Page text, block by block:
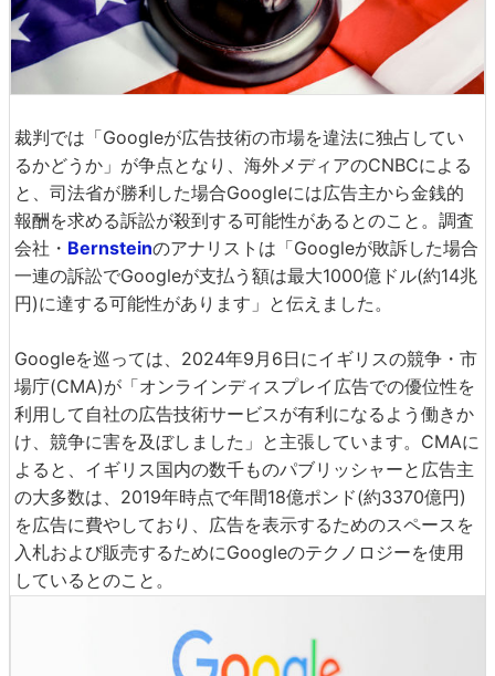
裁判では「Googleが広告技術の市場を違法に独占してい
るかどうか」が争点となり、海外メディアのCNBCによる
と、司法省が勝利した場合Googleには広告主から金銭的
報酬を求める訴訟が殺到する可能性があるとのこと。調査
会社・ Bernsteinのアナリストは「Googleが敗訴した場合
一連の訴訟でGoogleが支払う額は最大1000億ドル(約14兆
円)に達する可能性があります」と伝えました。
Googleを巡っては、2024年9月6日にイギリスの競争・市
場庁(CMA)が「オンラインディスプレイ広告での優位性を
利用して自社の広告技術サービスが有利になるよう働きか
け、競争に害を及ぼしました」と主張しています。CMAに
よると、イギリス国内の数千ものパブリッシャーと広告主
の大多数は、2019年時点で年間18億ポンド(約3370億円)
を広告に費やしており、広告を表示するためのスペースを
入札および販売するためにGoogleのテクノロジーを使用
しているとのこと。